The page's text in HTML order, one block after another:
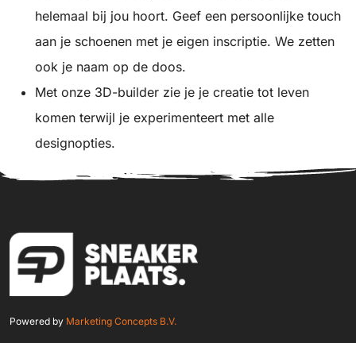
helemaal bij jou hoort. Geef een persoonlijke touch
aan je schoenen met je eigen inscriptie. We zetten
ook je naam op de doos.
Met onze 3D-builder zie je je creatie tot leven
komen terwijl je experimenteert met alle
designopties.
Powered by Marketing Concepts B.V.